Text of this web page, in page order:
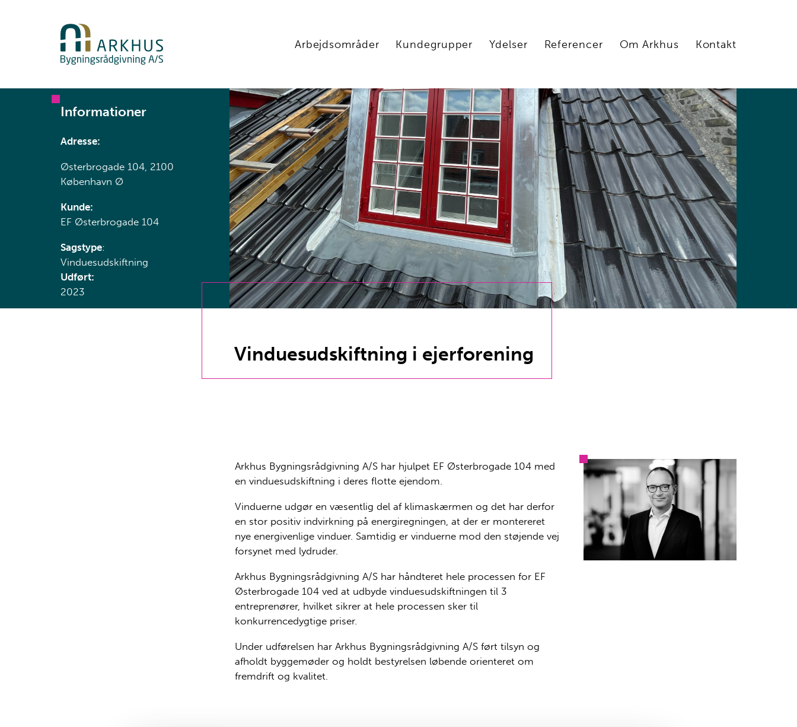
Arbejdsområder Kundegrupper Ydelser Referencer Om Arkhus Kontakt
Informationer
Adresse:
Østerbrogade 104, 2100
København Ø
Kunde:
EF Østerbrogade 104
Sagstype:
Vinduesudskiftning
Udført:
2023
Vinduesudskiftning i ejerforening
Arkhus Bygningsrådgivning A/S har hjulpet EF Østerbrogade 104 med
en vinduesudskiftning i deres flotte ejendom.
Vinduerne udgør en væsentlig del af klimaskærmen og det har derfor
en stor positiv indvirkning på energiregningen, at der er montereret
nye energivenlige vinduer. Samtidig er vinduerne mod den støjende vej
forsynet med lydruder.
Arkhus Bygningsrådgivning A/S har håndteret hele processen for EF
Østerbrogade 104 ved at udbyde vinduesudskiftningen til 3
entreprenører, hvilket sikrer at hele processen sker til
konkurrencedygtige priser.
Under udførelsen har Arkhus Bygningsrådgivning A/S ført tilsyn og
afholdt byggemøder og holdt bestyrelsen løbende orienteret om
fremdrift og kvalitet.